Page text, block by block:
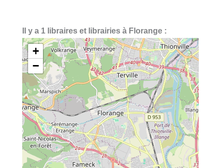
Il y a 1 libraires et librairies à Florange :
+
−